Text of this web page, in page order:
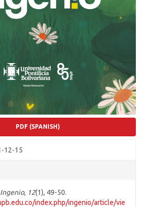
PDF (SPANISH)
12-15
Ingenio, 12(1), 49-50.
index.php/ingenio/article/vie